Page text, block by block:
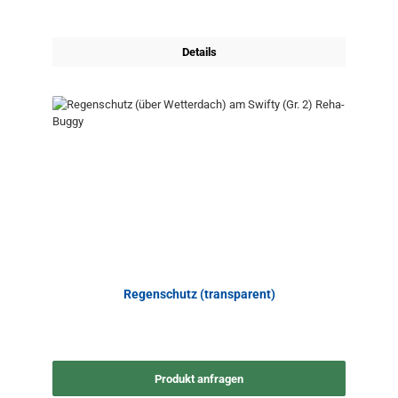
Details
Regenschutz (transparent)
Produkt anfragen